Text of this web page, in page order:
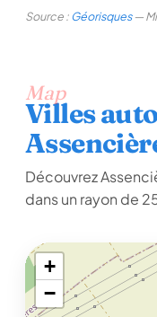
Source :Géorisques—
Map
Villes
Découvrez
dans un rayon de
+
−